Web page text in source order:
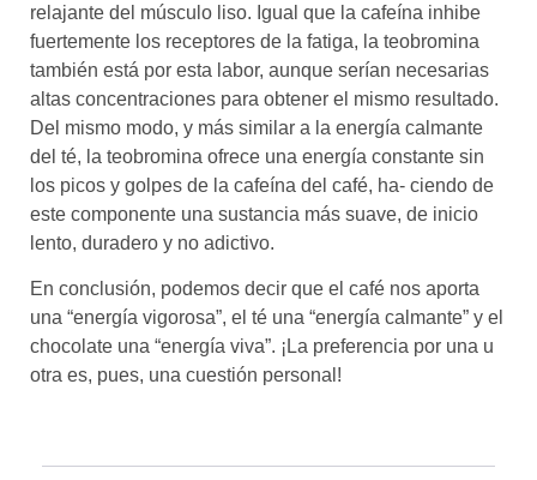
relajante del músculo liso. Igual que la cafeína inhibe
fuertemente los receptores de la fatiga, la teobromina
también está por esta labor, aunque serían necesarias
altas concentraciones para obtener el mismo resultado.
Del mismo modo, y más similar a la energía calmante
del té, la teobromina ofrece una energía constante sin
los picos y golpes de la cafeína del café, ha- ciendo de
este componente una sustancia más suave, de inicio
lento, duradero y no adictivo.
En conclusión, podemos decir que el café nos aporta
una “energía vigorosa”, el té una “energía calmante” y el
chocolate una “energía viva”. ¡La preferencia por una u
otra es, pues, una cuestión personal!